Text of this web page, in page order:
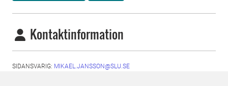
Kontaktinformation
SIDANSVARIG: MIKAEL.JANSSON@SLU.SE